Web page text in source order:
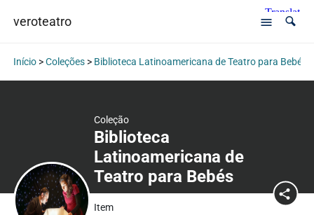
veroteatro
Início>Coleções> Biblioteca Latinoamericana de Teatro para Bebés
Coleção
Biblioteca
Latinoamericana de
Teatro para Bebés
Item